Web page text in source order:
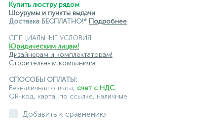
Купить люстру рядом
Шоурумы и пункты выдачи
Доставка БЕСПЛАТНО!* Подробнее
СПЕЦИАЛЬНЫЕ УСЛОВИЯ:
Юридическим лицам!
Дизайнерам и комплектаторам!
Строительным компаниям!
СПОСОБЫ ОПЛАТЫ:
Безналичная оплата, счет с НДС,
QR-код, карта, по ссылке, наличные
Добавить к сравнению